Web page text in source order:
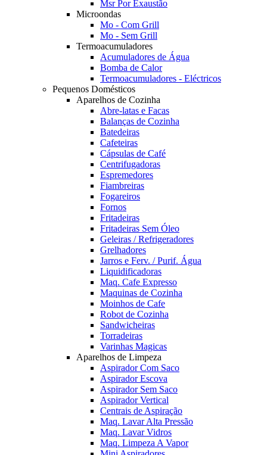
Msr Por Exaustão
Microondas
Mo - Com Grill
Mo - Sem Grill
Termoacumuladores
Acumuladores de Água
Bomba de Calor
Termoacumuladores - Eléctricos
Pequenos Domésticos
Aparelhos de Cozinha
Abre-latas e Facas
Balanças de Cozinha
Batedeiras
Cafeteiras
Cápsulas de Café
Centrifugadoras
Espremedores
Fiambreiras
Fogareiros
Fornos
Fritadeiras
Fritadeiras Sem Óleo
Geleiras / Refrigeradores
Grelhadores
Jarros e Ferv. / Purif. Água
Liquidificadoras
Maq. Cafe Expresso
Maquinas de Cozinha
Moinhos de Cafe
Robot de Cozinha
Sandwicheiras
Torradeiras
Varinhas Magicas
Aparelhos de Limpeza
Aspirador Com Saco
Aspirador Escova
Aspirador Sem Saco
Aspirador Vertical
Centrais de Aspiração
Maq. Lavar Alta Pressão
Maq. Lavar Vidros
Maq. Limpeza A Vapor